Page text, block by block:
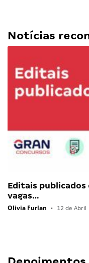
Notícias
Editais
vagas…
Olivia Furlan • 12 de Abril